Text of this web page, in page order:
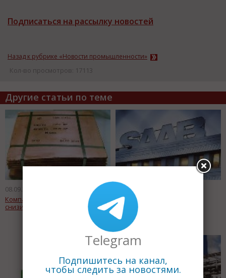
Подписаться на рассылку новостей
Назад к рубрике «Новости промышленности»
Кол-во просмотров: 17113
Другие статьи по теме
08.09.2011
Компания SterliteIndustries
снизит цены на медные катоды
08.09.2011
Saab банкрот
Telegram
Подпишитесь на канал,
чтобы следить за новостями.